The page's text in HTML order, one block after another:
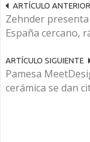
ARTÍCULO ANTERIOR
Zehnder
España cercano,
ARTÍCULO SIGUIENTE
Pamesa
cerámica se dan